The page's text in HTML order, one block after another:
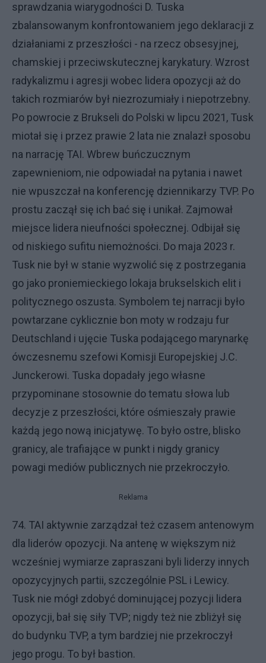
sprawdzania wiarygodności D. Tuska
zbalansowanym konfrontowaniem jego deklaracji z
działaniami z przeszłości - na rzecz obsesyjnej,
chamskiej i przeciwskutecznej karykatury. Wzrost
radykalizmu i agresji wobec lidera opozycji aż do
takich rozmiarów był niezrozumiały i niepotrzebny.
Po powrocie z Brukseli do Polski w lipcu 2021, Tusk
miotał się i przez prawie 2 lata nie znalazł sposobu
na narrację TAI. Wbrew buńczucznym
zapewnieniom, nie odpowiadał na pytania i nawet
nie wpuszczał na konferencję dziennikarzy TVP. Po
prostu zaczął się ich bać się i unikał. Zajmował
miejsce lidera nieufności społecznej. Odbijał się
od niskiego sufitu niemożności. Do maja 2023 r.
Tusk nie był w stanie wyzwolić się z postrzegania
go jako proniemieckiego lokaja brukselskich elit i
politycznego oszusta. Symbolem tej narracji było
powtarzane cyklicznie bon moty w rodzaju fur
Deutschland i ujęcie Tuska podającego marynarkę
ówczesnemu szefowi Komisji Europejskiej J.C.
Junckerowi. Tuska dopadały jego własne
przypominane stosownie do tematu słowa lub
decyzje z przeszłości, które ośmieszały prawie
każdą jego nową inicjatywę. To było ostre, blisko
granicy, ale trafiające w punkt i nigdy granicy
powagi mediów publicznych nie przekroczyło.
Reklama
74. TAI aktywnie zarządzał też czasem antenowym
dla liderów opozycji. Na antenę w większym niż
wcześniej wymiarze zapraszani byli liderzy innych
opozycyjnych partii, szczególnie PSL i Lewicy.
Tusk nie mógł zdobyć dominującej pozycji lidera
opozycji, bał się siły TVP; nigdy też nie zbliżył się
do budynku TVP, a tym bardziej nie przekroczył
jego progu. To był bastion.